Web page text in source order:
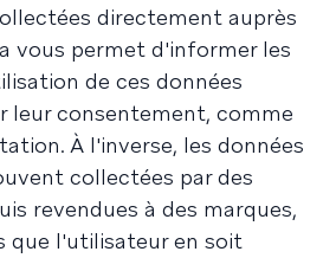
directement auprès
vous permet d'informer les
de ces données
leur consentement, comme
À l'inverse, les données
collectées par des
revendues à des marques,
que l'utilisateur en soit